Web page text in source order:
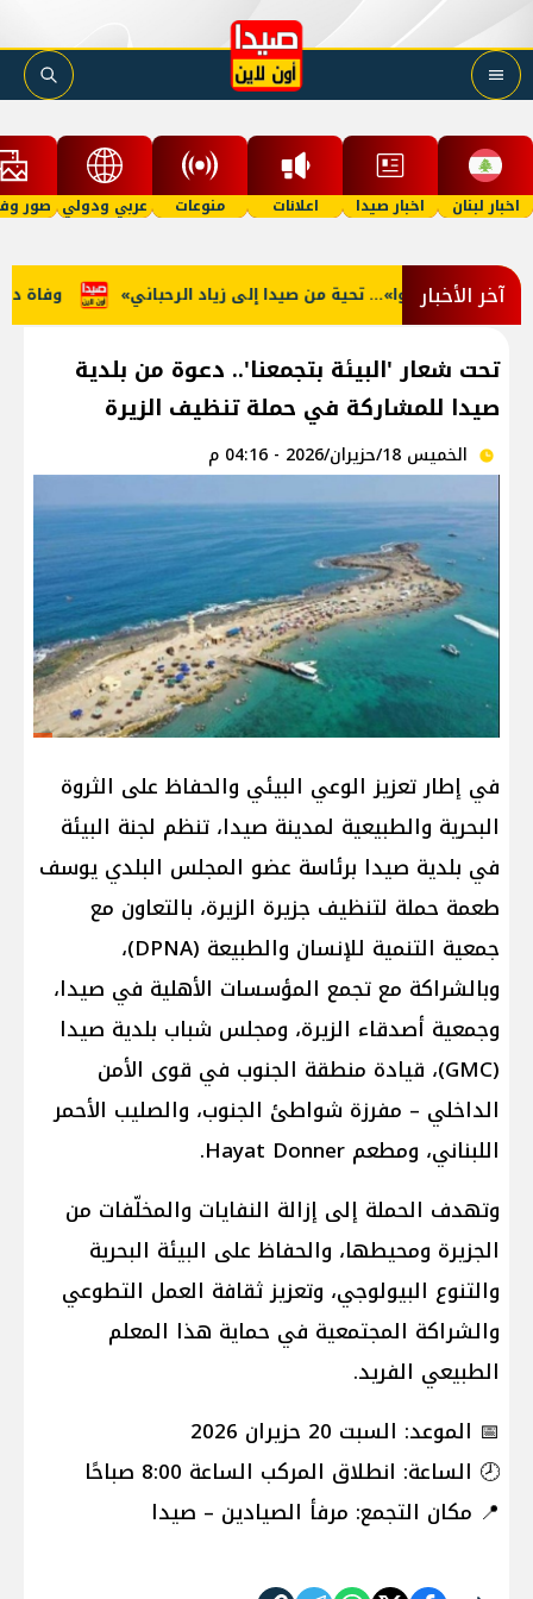
اخبار لبنان اخبار صيدا اعلانات منوعات عربي ودولي صور
آخر الأخبار وفاة ما منكون سوا»… تحية من صيدا إلى زياد الرحباني
تحت شعار 'البيئة بتجمعنا'.. دعوة من بلدية
صيدا للمشاركة في حملة تنظيف الزيرة
الخميس 18/حزيران/2026 - 04:16 م
في إطار تعزيز الوعي البيئي والحفاظ على الثروة
البحرية والطبيعية لمدينة صيدا، تنظم لجنة البيئة
في بلدية صيدا برئاسة عضو المجلس البلدي يوسف
طعمة حملة لتنظيف جزيرة الزيرة، بالتعاون مع
جمعية التنمية للإنسان والطبيعة (DPNA)،
وبالشراكة مع تجمع المؤسسات الأهلية في صيدا،
وجمعية أصدقاء الزيرة، ومجلس شباب بلدية صيدا
(GMC)، قيادة منطقة الجنوب في قوى الأمن
الداخلي – مفرزة شواطئ الجنوب، والصليب الأحمر
اللبناني، ومطعم Hayat Donner.
وتهدف الحملة إلى إزالة النفايات والمخلّفات من
الجزيرة ومحيطها، والحفاظ على البيئة البحرية
والتنوع البيولوجي، وتعزيز ثقافة العمل التطوعي
والشراكة المجتمعية في حماية هذا المعلم
الطبيعي الفريد.
📅 الموعد: السبت 20 حزيران 2026
🕗 الساعة: انطلاق المركب الساعة 8:00 صباحًا
📍 مكان التجمع: مرفأ الصيادين – صيدا